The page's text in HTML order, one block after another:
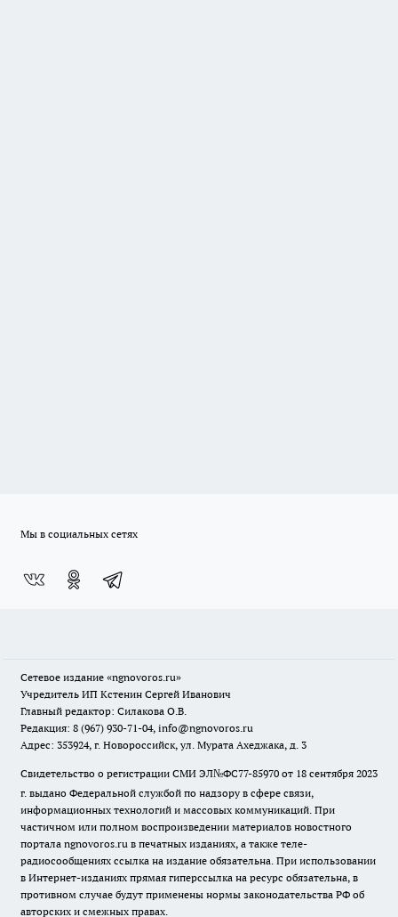
Мы в социальных сетях
Сетевое издание «ngnovoros.ru»
Учредитель ИП Кстенин Сергей Иванович
Главный редактор: Силакова О.В.
Редакция: 8 (967) 930-71-04, info@ngnovoros.ru
Адрес: 353924, г. Новороссийск, ул. Мурата Ахеджака, д. 3
Свидетельство о регистрации СМИ ЭЛ№ФС77-85970 от 18 сентября 2023
г. выдано Федеральной службой по надзору в сфере связи,
информационных технологий и массовых коммуникаций. При
частичном или полном воспроизведении материалов новостного
портала ngnovoros.ru в печатных изданиях, а также теле-
радиосообщениях ссылка на издание обязательна. При использовании
в Интернет-изданиях прямая гиперссылка на ресурс обязательна, в
противном случае будут применены нормы законодательства РФ об
авторских и смежных правах.